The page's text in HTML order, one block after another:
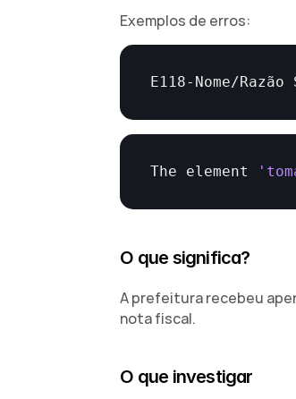
Exemplos de erros:
E118- Nome/Razão
The element
O que significa?
A prefeitura recebeu
nota fiscal.
O que investigar